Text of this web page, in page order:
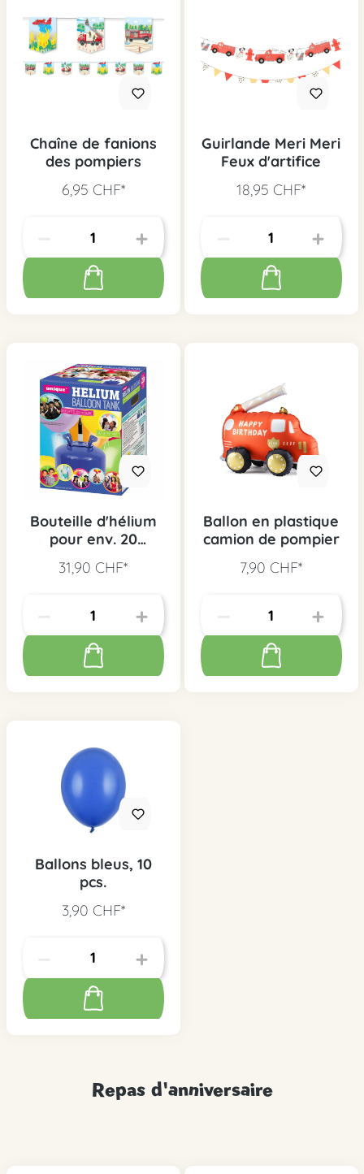
Chaîne de fanions
des pompiers
6,95 CHF*
Guirlande Meri Meri
Feux d'artifice
18,95 CHF*
Bouteille d'hélium
pour env. 20
31,90 CHF*
Ballon en plastique
camion de pompier
7,90 CHF*
Ballons bleus, 10
pcs.
3,90 CHF*
Repas d'anniversaire